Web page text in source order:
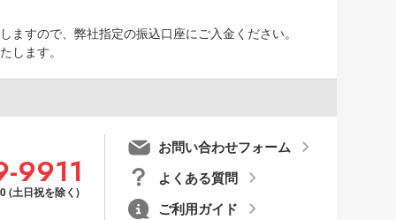
ますので、弊社指定の振込口座にご入金ください。
します。
9911
(土日祝を除く)
お問い合わせフォーム
よくある質問
ご利用ガイド